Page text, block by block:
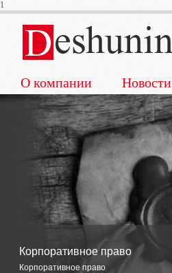
1
О компании Новости
Корпоративное право
Корпоративное право